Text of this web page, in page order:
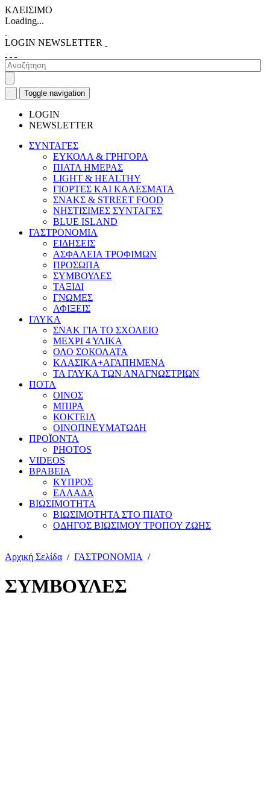
ΚΛΕΙΣΙΜΟ
Loading...
LOGIN NEWSLETTER
Toggle navigation
LOGIN
NEWSLETTER
ΣΥΝΤΑΓΕΣ
ΕΥΚΟΛΑ & ΓΡΗΓΟΡΑ
ΠΙΑΤΑ ΗΜΕΡΑΣ
LIGHT & HEALTHY
ΓΙΟΡΤΕΣ ΚΑΙ ΚΑΛΕΣΜΑΤΑ
ΣΝΑΚΣ & STREET FOOD
ΝΗΣΤΙΣΙΜΕΣ ΣΥΝΤΑΓΕΣ
BLUE ISLAND
ΓΑΣΤΡΟΝΟΜΙΑ
ΕΙΔΗΣΕΙΣ
ΑΣΦΑΛΕΙΑ ΤΡΟΦΙΜΩΝ
ΠΡΟΣΩΠΑ
ΣΥΜΒΟΥΛΕΣ
ΤΑΞΙΔΙ
ΓΝΩΜΕΣ
ΑΦΙΞΕΙΣ
ΓΛΥΚΑ
ΣΝΑΚ ΓΙΑ ΤΟ ΣΧΟΛΕΙΟ
ΜΕΧΡΙ 4 ΥΛΙΚΑ
ΟΛΟ ΣΟΚΟΛΑΤΑ
ΚΛΑΣΙΚΑ+ΑΓΑΠΗΜΕΝΑ
ΤΑ ΓΛΥΚΑ ΤΩΝ ΑΝΑΓΝΩΣΤΡΙΩΝ
ΠΟΤΑ
ΟΙΝΟΣ
ΜΠΙΡΑ
ΚΟΚΤΕΙΛ
ΟΙΝΟΠΝΕΥΜΑΤΩΔΗ
ΠΡΟΪΟΝΤΑ
PHOTOS
VIDEOS
ΒΡΑΒΕΙΑ
ΚΥΠΡΟΣ
ΕΛΛΑΔΑ
ΒΙΩΣΙΜΟΤΗΤΑ
ΒΙΩΣΙΜΟΤΗΤΑ ΣΤΟ ΠΙΑΤΟ
ΟΔΗΓΟΣ ΒΙΩΣΙΜΟΥ ΤΡΟΠΟΥ ΖΩΗΣ
Αρχική Σελίδα / ΓΑΣΤΡΟΝΟΜΙΑ /
ΣΥΜΒΟΥΛΕΣ